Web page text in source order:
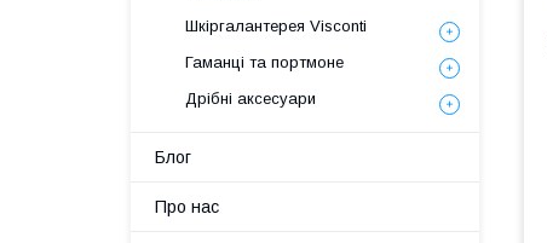
Шкіргалантерея Visconti
Гаманці та портмоне
Дрібні аксесуари
Блог
Про нас